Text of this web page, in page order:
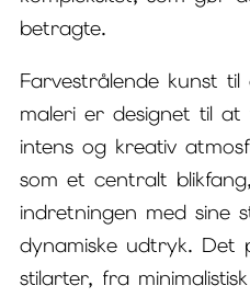
betragte.
Farvestrålende kunst
maleri er designet til
intens og kreativ
som et centralt
indretningen med sine
dynamiske udtryk. Det
stilarter, fra